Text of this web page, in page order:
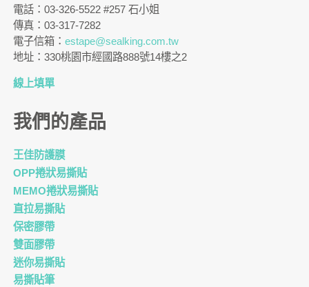
電話：03-326-5522 #257 石小姐
傳真：03-317-7282
電子信箱：estape@sealking.com.tw
地址：330桃園市經國路888號14樓之2
線上填單
我們的產品
王佳防護膜
OPP捲狀易撕貼
MEMO捲狀易撕貼
直拉易撕貼
保密膠帶
雙面膠帶
迷你易撕貼
易撕貼筆